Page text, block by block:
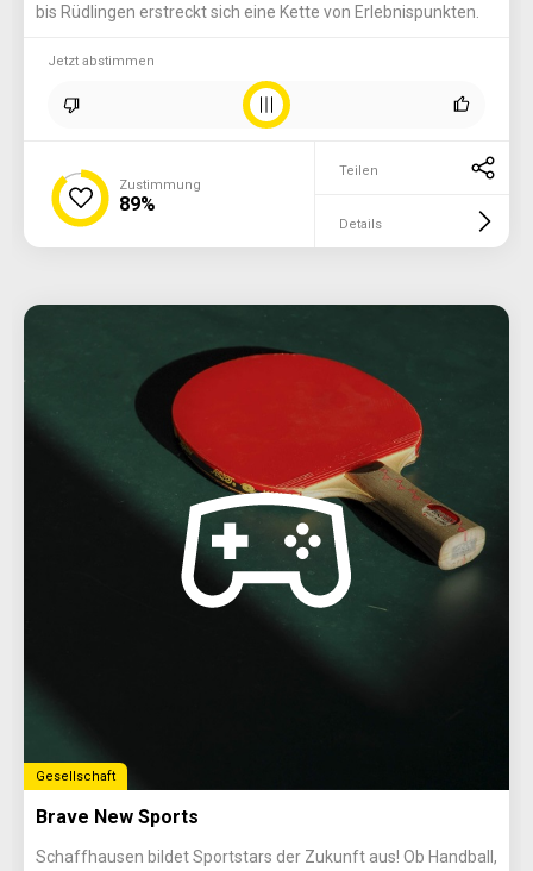
bis Rüdlingen erstreckt sich eine Kette von Erlebnispunkten.
Jetzt abstimmen
Zustimmung
89%
Teilen
Details
Gesellschaft
Brave New Sports
Schaffhausen bildet Sportstars der Zukunft aus! Ob Handball,